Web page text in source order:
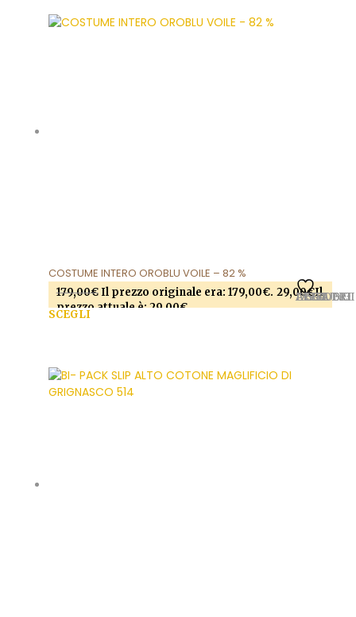
AGGIUNGI ALLA LISTA DEI DESIDERI
COSTUME INTERO OROBLU VOILE – 82 %
179,00€ Il prezzo originale era: 179,00€. 29,00€Il
prezzo attuale è: 29,00€.
SCEGLI